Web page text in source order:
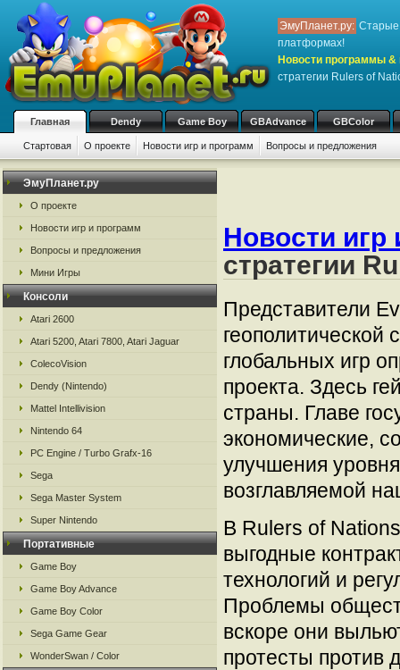
ЭмуПланет.ру: Старые
платформах!
Новости программы &
стратегии Rulers of
Главная Dendy Game Boy GBAdvance GBColor
Стартовая О проекте Новости игр и программ Вопросы и предложения
ЭмуПланет.ру
О проекте
Новости игр и программ
Вопросы и предложения
Мини Игры
Консоли
Atari 2600
Atari 5200, Atari 7800, Atari Jaguar
ColecoVision
Dendy (Nintendo)
Mattel Intellivision
Nintendo 64
PC Engine / Turbo Grafx-16
Sega
Sega Master System
Super Nintendo
Портативные
Game Boy
Game Boy Advance
Game Boy Color
Sega Game Gear
WonderSwan / Color
Новости игр
стратегии
Представители
геополитической
глобальных игр
проекта. Здесь
страны. Главе
экономические,
улучшения
возглавляемой
В Rulers of
выгодные
технологий и
Проблемы
вскоре они
протесты против